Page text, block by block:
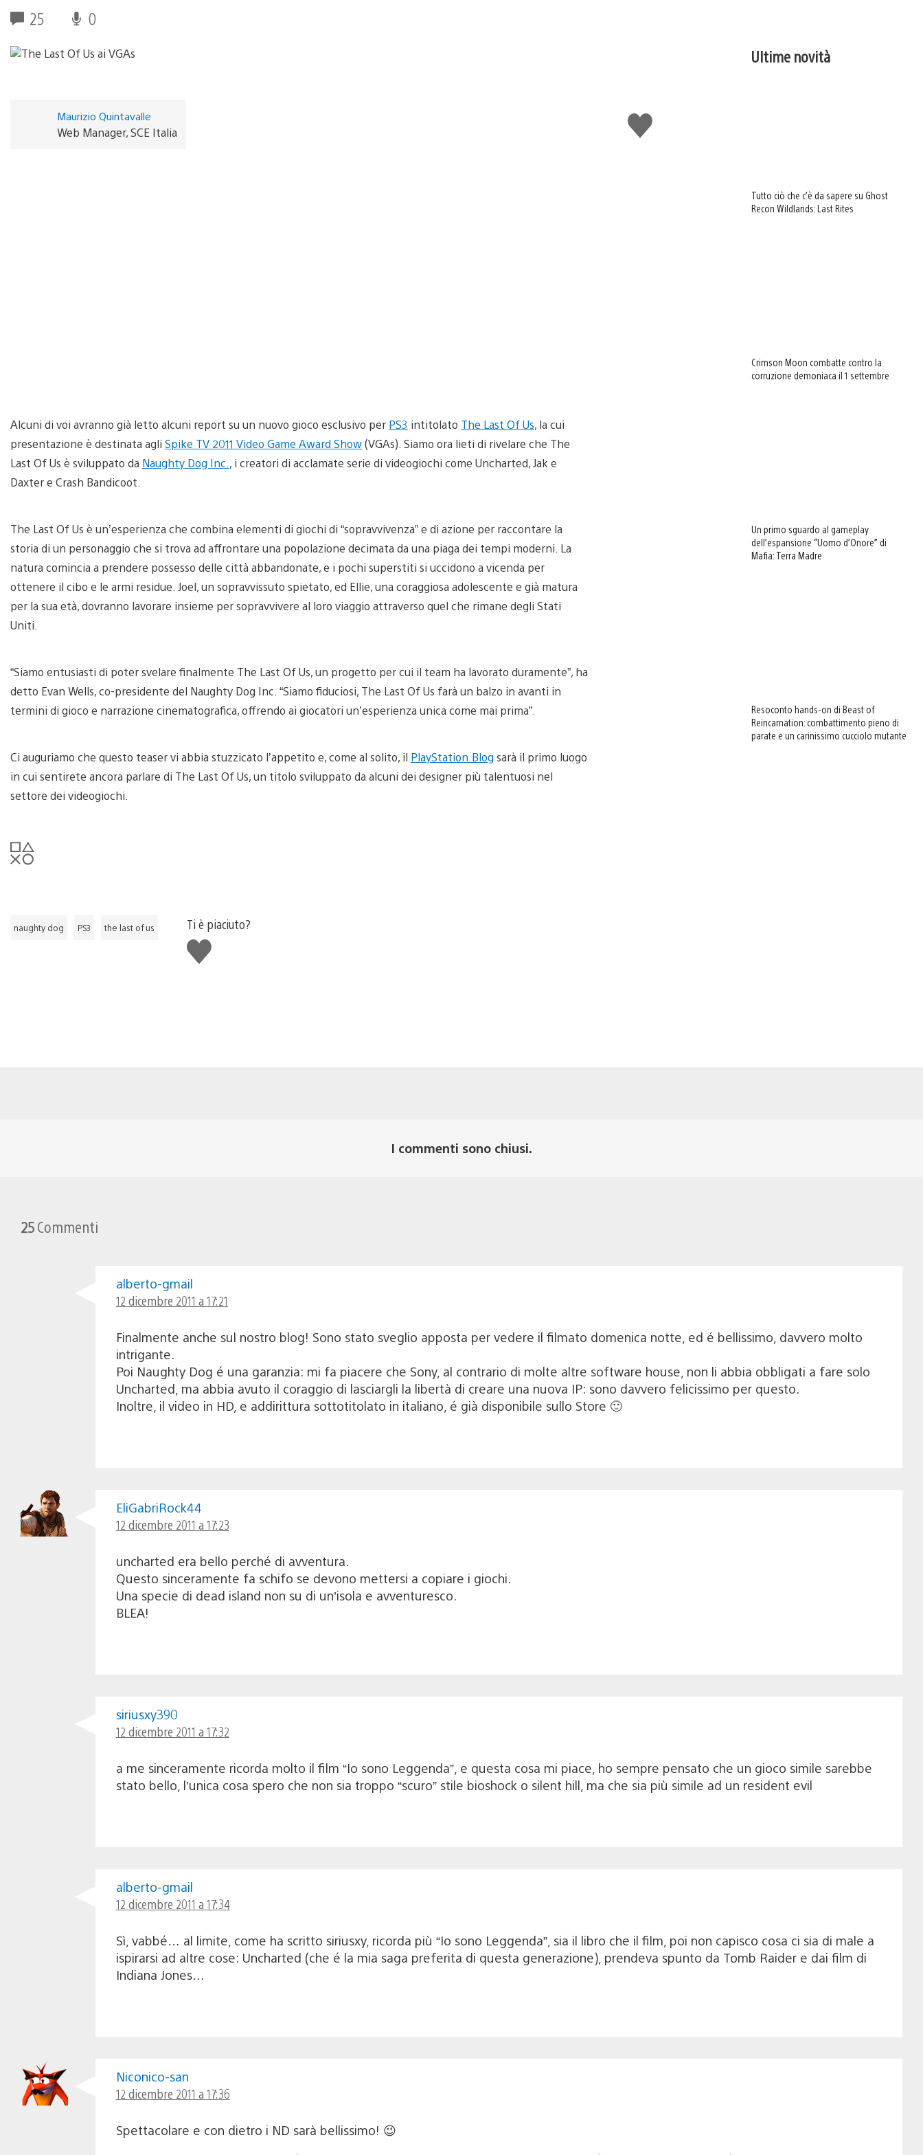
25 0
Mi
piace
Maurizio Quintavalle
Web Manager, SCE Italia
Alcuni di voi avranno già letto alcuni report su un nuovo gioco esclusivo per PS3 intitolato The Last Of Us, la cui
presentazione è destinata agli Spike TV 2011 Video Game Award Show(VGAs). Siamo ora lieti di rivelare che The
Last Of Us è sviluppato da Naughty Dog Inc., i creatori di acclamate serie di videogiochi come Uncharted, Jak e
Daxter e Crash Bandicoot.
The Last Of Us è un’esperienza che combina elementi di giochi di “sopravvivenza” e di azione per raccontare la
storia di un personaggio che si trova ad affrontare una popolazione decimata da una piaga dei tempi moderni. La
natura comincia a prendere possesso delle città abbandonate, e i pochi superstiti si uccidono a vicenda per
ottenere il cibo e le armi residue. Joel, un sopravvissuto spietato, ed Ellie, una coraggiosa adolescente e già matura
per la sua età, dovranno lavorare insieme per sopravvivere al loro viaggio attraverso quel che rimane degli Stati
Uniti.
“Siamo entusiasti di poter svelare finalmente The Last Of Us, un progetto per cui il team ha lavorato duramente”, ha
detto Evan Wells, co-presidente del Naughty Dog Inc. “Siamo fiduciosi, The Last Of Us farà un balzo in avanti in
termini di gioco e narrazione cinematografica, offrendo ai giocatori un’esperienza unica come mai prima”.
Ci auguriamo che questo teaser vi abbia stuzzicato l’appetito e, come al solito, il PlayStation.Blog sarà il primo luogo
in cui sentirete ancora parlare di The Last Of Us, un titolo sviluppato da alcuni dei designer più talentuosi nel
settore dei videogiochi.
naughty dog PS3 the last of us
Ti è piaciuto?
Mi
piace
Ultime novità
Tutto ciò che c’è da sapere su Ghost
Recon Wildlands: Last Rites
Crimson Moon combatte contro la
corruzione demoniaca il 1 settembre
Un primo sguardo al gameplay
dell’espansione “Uomo d’Onore” di
Mafia: Terra Madre
Resoconto hands-on di Beast of
Reincarnation: combattimento pieno di
parate e un carinissimo cucciolo mutante
I commenti sono chiusi.
25Commenti
alberto-gmail
12 dicembre 2011 a 17:21
Finalmente anche sul nostro blog! Sono stato sveglio apposta per vedere il filmato domenica notte, ed é bellissimo, davvero molto
intrigante.
Poi Naughty Dog é una garanzia: mi fa piacere che Sony, al contrario di molte altre software house, non li abbia obbligati a fare solo
Uncharted, ma abbia avuto il coraggio di lasciargli la libertà di creare una nuova IP: sono davvero felicissimo per questo.
Inoltre, il video in HD, e addirittura sottotitolato in italiano, é già disponibile sullo Store 🙂
EliGabriRock44
12 dicembre 2011 a 17:23
uncharted era bello perché di avventura.
Questo sinceramente fa schifo se devono mettersi a copiare i giochi.
Una specie di dead island non su di un’isola e avventuresco.
BLEA!
siriusxy390
12 dicembre 2011 a 17:32
a me sinceramente ricorda molto il film “Io sono Leggenda”, e questa cosa mi piace, ho sempre pensato che un gioco simile sarebbe
stato bello, l’unica cosa spero che non sia troppo “scuro” stile bioshock o silent hill, ma che sia più simile ad un resident evil
alberto-gmail
12 dicembre 2011 a 17:34
Sì, vabbé… al limite, come ha scritto siriusxy, ricorda più “Io sono Leggenda”, sia il libro che il film, poi non capisco cosa ci sia di male a
ispirarsi ad altre cose: Uncharted (che é la mia saga preferita di questa generazione), prendeva spunto da Tomb Raider e dai film di
Indiana Jones…
Niconico-san
12 dicembre 2011 a 17:36
Spettacolare e con dietro i ND sarà bellissimo! 😉